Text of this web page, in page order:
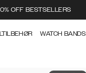
OFF BESTSELLERS
WATCH BANDS